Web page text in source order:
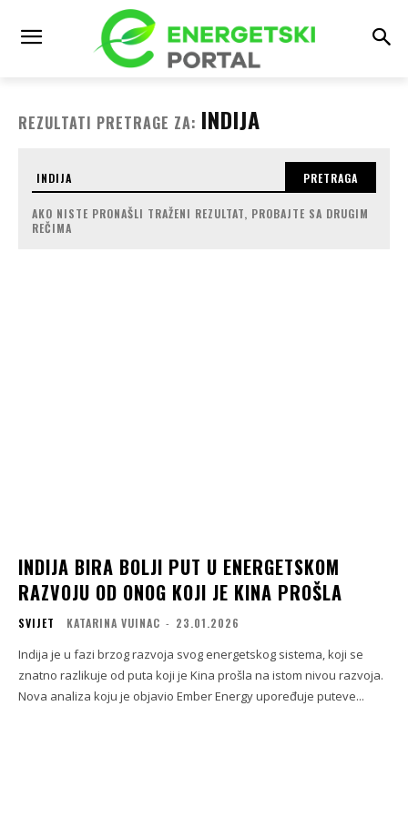
REZULTATI PRETRAGE ZA: INDIJA
PRETRAGA
AKO NISTE PRONAŠLI TRAŽENI REZULTAT, PROBAJTE SA DRUGIM
REČIMA
INDIJA BIRA BOLJI PUT U ENERGETSKOM
RAZVOJU OD ONOG KOJI JE KINA PROŠLA
SVIJET KATARINA VUINAC - 23.01.2026
Indija je u fazi brzog razvoja svog energetskog sistema, koji se
znatno razlikuje od puta koji je Kina prošla na istom nivou razvoja.
Nova analiza koju je objavio Ember Energy upoređuje puteve...